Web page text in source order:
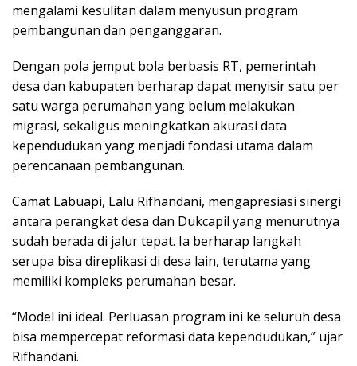
mengalami kesulitan dalam menyusun program
pembangunan dan penganggaran.
Dengan pola jemput bola berbasis RT, pemerintah
desa dan kabupaten berharap dapat menyisir satu per
satu warga perumahan yang belum melakukan
migrasi, sekaligus meningkatkan akurasi data
kependudukan yang menjadi fondasi utama dalam
perencanaan pembangunan.
Camat Labuapi, Lalu Rifhandani, mengapresiasi sinergi
antara perangkat desa dan Dukcapil yang menurutnya
sudah berada di jalur tepat. Ia berharap langkah
serupa bisa direplikasi di desa lain, terutama yang
memiliki kompleks perumahan besar.
“Model ini ideal. Perluasan program ini ke seluruh desa
bisa mempercepat reformasi data kependudukan,” ujar
Rifhandani.